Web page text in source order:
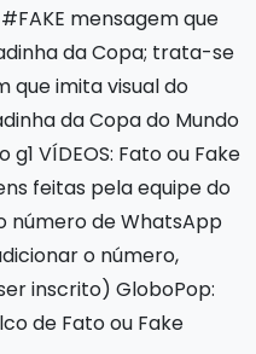
mensagem que
da Copa; trata-se
que imita visual do
da Copa do Mundo
g1 VÍDEOS: Fato ou Fake
feitas pela equipe do
número de WhatsApp
o número,
inscrito) GloboPop:
de Fato ou Fake